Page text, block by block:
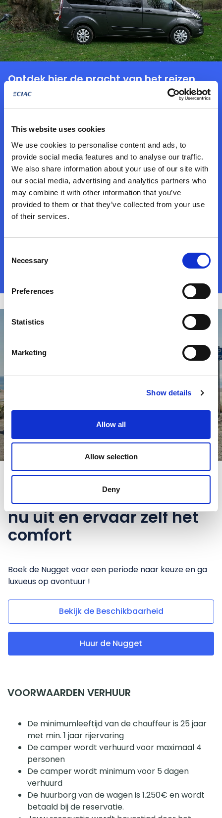
This website uses cookies
We use cookies to personalise content and ads, to
provide social media features and to analyse our traffic.
We also share information about your use of our site with
our social media, advertising and analytics partners who
may combine it with other information that you’ve
provided to them or that they’ve collected from your use
of their services.
Selection
Necessary
Preferences
Statistics
Marketing
Show details
Allow all
Allow selection
Deny
Ontdek hier de pracht van het reizen
met Ford Nugget !
kennismaken met deze fantastische samenwerking
tussen Ford en Westfalia.
Naast een aangenaam rijplezier en veel plaats kan je
op de Ford Nugget rekenen voor het perfecte
avontuur.
buitengewone plaatsen zal volgen overal in Europa.
Probeer de Ford Nugget
nu uit en ervaar zelf het
comfort
Boek de Nugget voor een periode naar keuze en ga
luxueus op avontuur !
Bekijk de Beschikbaarheid
Huur de Nugget
VOORWAARDEN VERHUUR
De minimumleeftijd van de chauffeur is 25 jaar
met min. 1 jaar rijervaring
De camper wordt verhuurd voor maximaal 4
personen
De camper wordt minimum voor 5 dagen
verhuurd
De huurborg van de wagen is 1.250€ en wordt
betaald bij de reservatie.